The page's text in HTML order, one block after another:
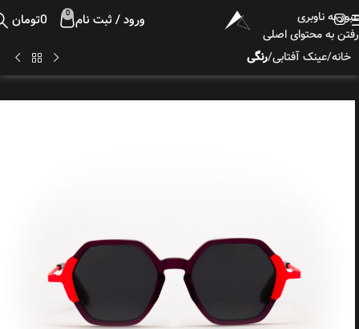
عبور به ناوبری
رفتن به محتوای اصلی
ورود / ثبت نام 0
0تومان
خانه عینک آفتابی رنگی